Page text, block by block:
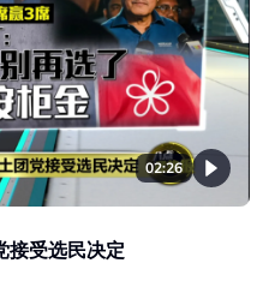
02:26
接受选民决定